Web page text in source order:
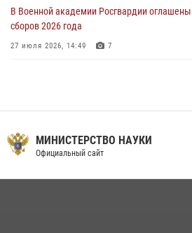
В Военной академии Росгвардии оглашены
сборов 2026 года
27 июля 2026, 14:49 7
14 июля 2026, 14:15 9
МИНИСТЕРСТВО НАУКИ
Официальный сайт